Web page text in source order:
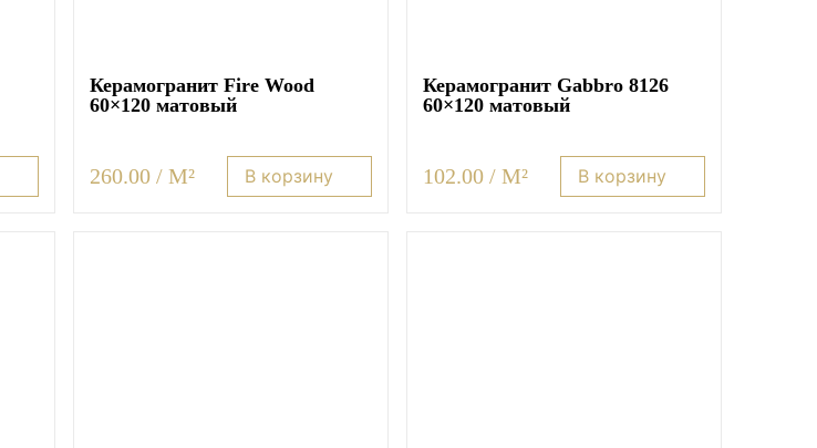
Керамогранит Fire Wood
60×120 матовый
260.00 / M² В корзину
Керамогранит Gabbro 8126
60×120 матовый
102.00 / M² В корзину